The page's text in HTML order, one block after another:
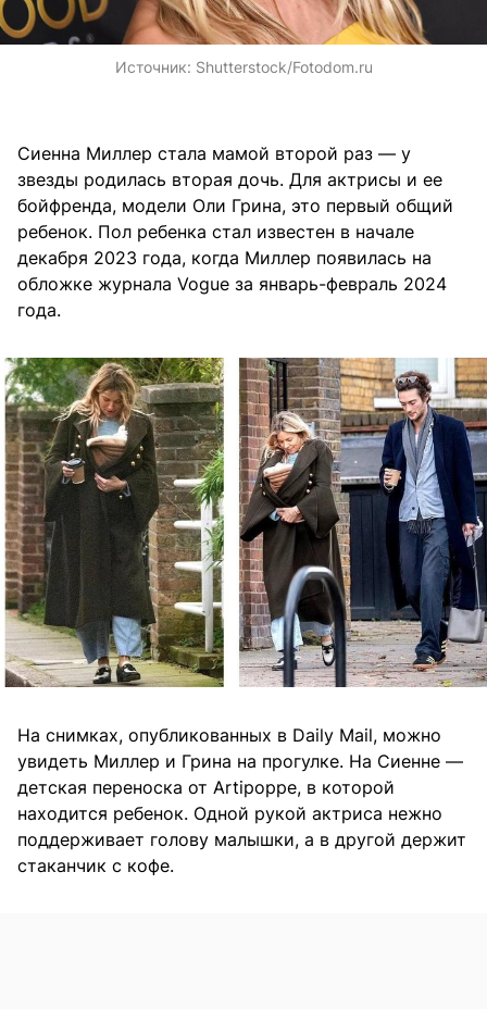
Источник: Shutterstock/Fotodom.ru
Сиенна Миллер стала мамой второй раз — у
звезды родилась вторая дочь. Для актрисы и ее
бойфренда, модели Оли Грина, это первый общий
ребенок. Пол ребенка стал известен в начале
декабря 2023 года, когда Миллер появилась на
обложке журнала Vogue за январь-февраль 2024
года.
На снимках, опубликованных в Daily Mail, можно
увидеть Миллер и Грина на прогулке. На Сиенне —
детская переноска от Artipoppe, в которой
находится ребенок. Одной рукой актриса нежно
поддерживает голову малышки, а в другой держит
стаканчик с кофе.